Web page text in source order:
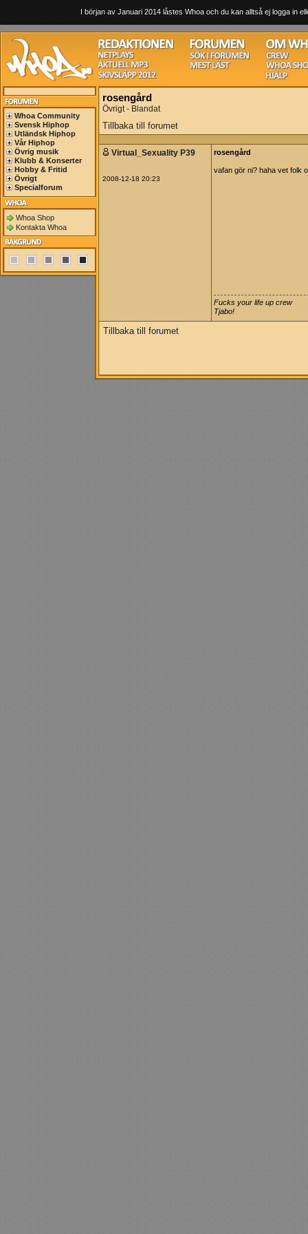
I början av Januari 2014 låstes Whoa och du kan alltså ej logga in
Whoa Community
Svensk Hiphop
Utländsk Hiphop
Vår Hiphop
Övrig musik
Klubb & Konserter
Hobby & Fritid
Övrigt
Specialforum
Whoa Shop
Kontakta Whoa
rosengård
Övrigt - Blandat
Tillbaka till forumet
Virtual_Sexuality P39
2008-12-18 20:23
rosengård
vafan gör ni? haha vet folk
Fucks your life up crew
Tjabo!
Tillbaka till forumet